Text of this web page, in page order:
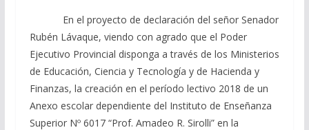
En el proyecto de declaración del señor Senador
Rubén Lávaque, viendo con agrado que el Poder
Ejecutivo Provincial disponga a través de los Ministerios
de Educación, Ciencia y Tecnología y de Hacienda y
Finanzas, la creación en el período lectivo 2018 de un
Anexo escolar dependiente del Instituto de Enseñanza
Superior Nº 6017 “Prof. Amadeo R. Sirolli” en la